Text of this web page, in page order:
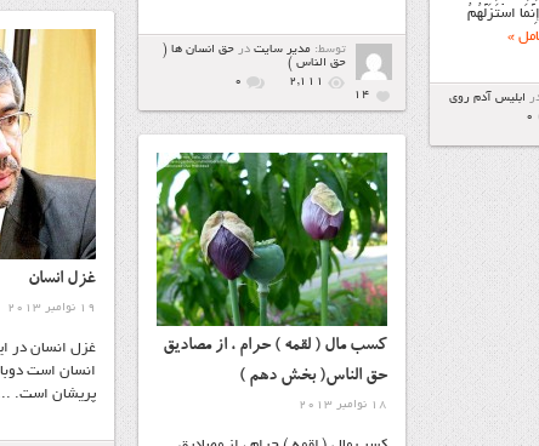
توسط: مدیر سایت در حق انسان ها (
حق الناس )
2,111
۰
14
اسْتَزَلَّهُمُ
»
ابليس آدم روي
۰
غزل انسان
19 نوامبر 2013
غزل انسان در
انسان‌ است‌
پريشان‌ است‌.
کسب مال ( لقمه ) حرام ، از مصادیق
حق الناس( بخش دهم )
18 نوامبر 2013